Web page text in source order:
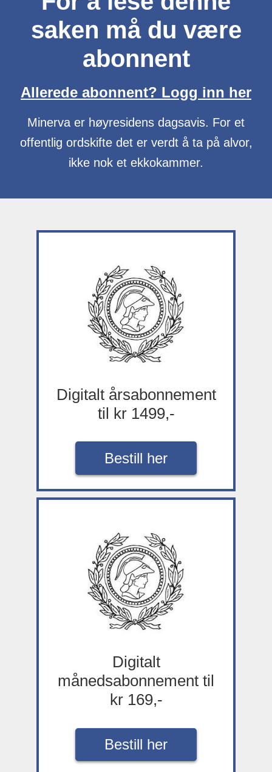
saken må du være
abonnent
Allerede abonnent? Logg inn her
Minerva er høyresidens dagsavis. For et
offentlig ordskifte det er verdt å ta på alvor,
ikke nok et ekkokammer.
Digitalt årsabonnement
til kr 1499,-
Bestill her
Digitalt
månedsabonnement til
kr 169,-
Bestill her